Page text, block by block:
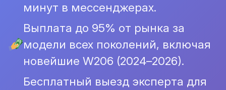
минут в мессенджерах.
Выплата до 95% от рынка за
модели всех поколений, включая
новейшие W206 (2024–2026).
Бесплатный выезд эксперта для